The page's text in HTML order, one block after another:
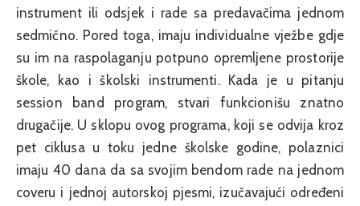
instrument ili odsjek i rade sa predavačima jednom
sedmično. Pored toga, imaju individualne vježbe gdje
su im na raspolaganju potpuno opremljene prostorije
škole, kao i školski instrumenti. Kada je u pitanju
session band program, stvari funkcionišu znatno
drugačije. U sklopu ovog programa, koji se odvija kroz
pet ciklusa u toku jedne školske godine, polaznici
imaju 40 dana da sa svojim bendom rade na jednom
coveru i jednoj autorskoj pjesmi, izučavajući određeni